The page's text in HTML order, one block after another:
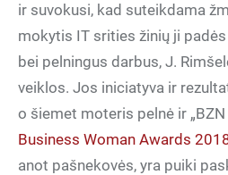
ir suvokusi, kad suteikdama
mokytis IT srities žinių ji
bei pelningus darbus, J.
veiklos. Jos iniciatyva ir
o šiemet moteris pelnė ir „BZN
Business Woman Awards
anot pašnekovės, yra puiki